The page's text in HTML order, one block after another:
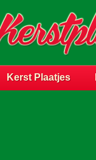
Kerst Plaatjes